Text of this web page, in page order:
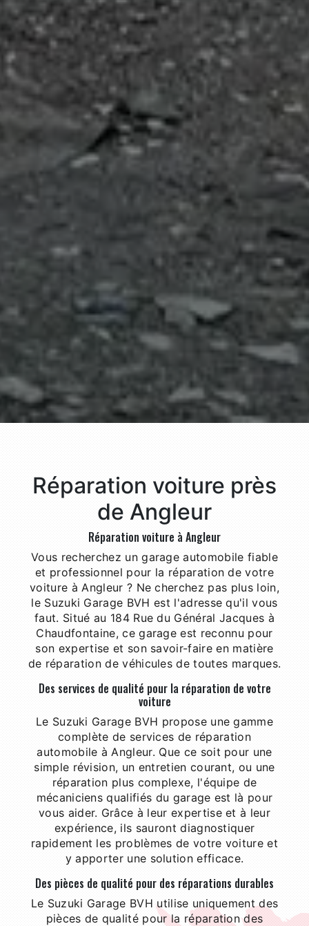
Réparation voiture près
de Angleur
Réparation voiture à Angleur
Vous recherchez un garage automobile fiable
et professionnel pour la réparation de votre
voiture à Angleur ? Ne cherchez pas plus loin,
le Suzuki Garage BVH est l'adresse qu'il vous
faut. Situé au 184 Rue du Général Jacques à
Chaudfontaine, ce garage est reconnu pour
son expertise et son savoir-faire en matière
de réparation de véhicules de toutes marques.
Des services de qualité pour la réparation de votre
voiture
Le Suzuki Garage BVH propose une gamme
complète de services de réparation
automobile à Angleur. Que ce soit pour une
simple révision, un entretien courant, ou une
réparation plus complexe, l'équipe de
mécaniciens qualifiés du garage est là pour
vous aider. Grâce à leur expertise et à leur
expérience, ils sauront diagnostiquer
rapidement les problèmes de votre voiture et
y apporter une solution efficace.
Des pièces de qualité pour des réparations durables
Le Suzuki Garage BVH utilise uniquement des
pièces de qualité pour la réparation des